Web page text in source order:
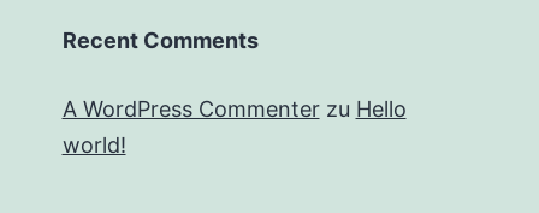
Recent Comments
A WordPress Commenterzu Hello
world!